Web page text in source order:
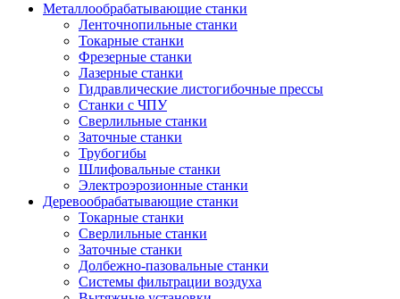
Металлообрабатывающие станки
Ленточнопильные станки
Токарные станки
Фрезерные станки
Лазерные станки
Гидравлические листогибочные прессы
Станки с ЧПУ
Сверлильные станки
Заточные станки
Трубогибы
Шлифовальные станки
Электроэрозионные станки
Деревообрабатывающие станки
Токарные станки
Сверлильные станки
Заточные станки
Долбежно-пазовальные станки
Системы фильтрации воздуха